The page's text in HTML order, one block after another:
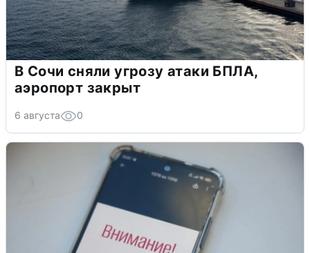
В Сочи сняли угрозу атаки БПЛА,
аэропорт закрыт
6 августа 0